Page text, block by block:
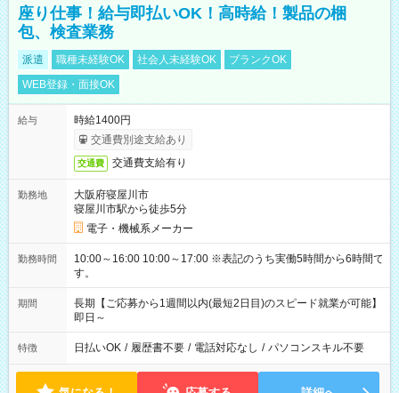
座り仕事！給与即払いOK！高時給！製品の梱
包、検査業務
派遣 職種未経験OK 社会人未経験OK
ブランクOK
WEB登録・面接OK
給与
時給1400円
交通費別途支給あり
交通費 交通費支給有り
勤務地
大阪府寝屋川市
寝屋川市駅から徒歩5分
電子・機械系メーカー
勤務時間
10:00～16:00 10:00～17:00 ※表記のうち実働5時間から6時間で
す。
期間
長期【ご応募から1週間以内(最短2日目)のスピード就業が可能】
即日～
特徴 日払いOK / 履歴書不要 / 電話対応なし / パソコンスキル不要